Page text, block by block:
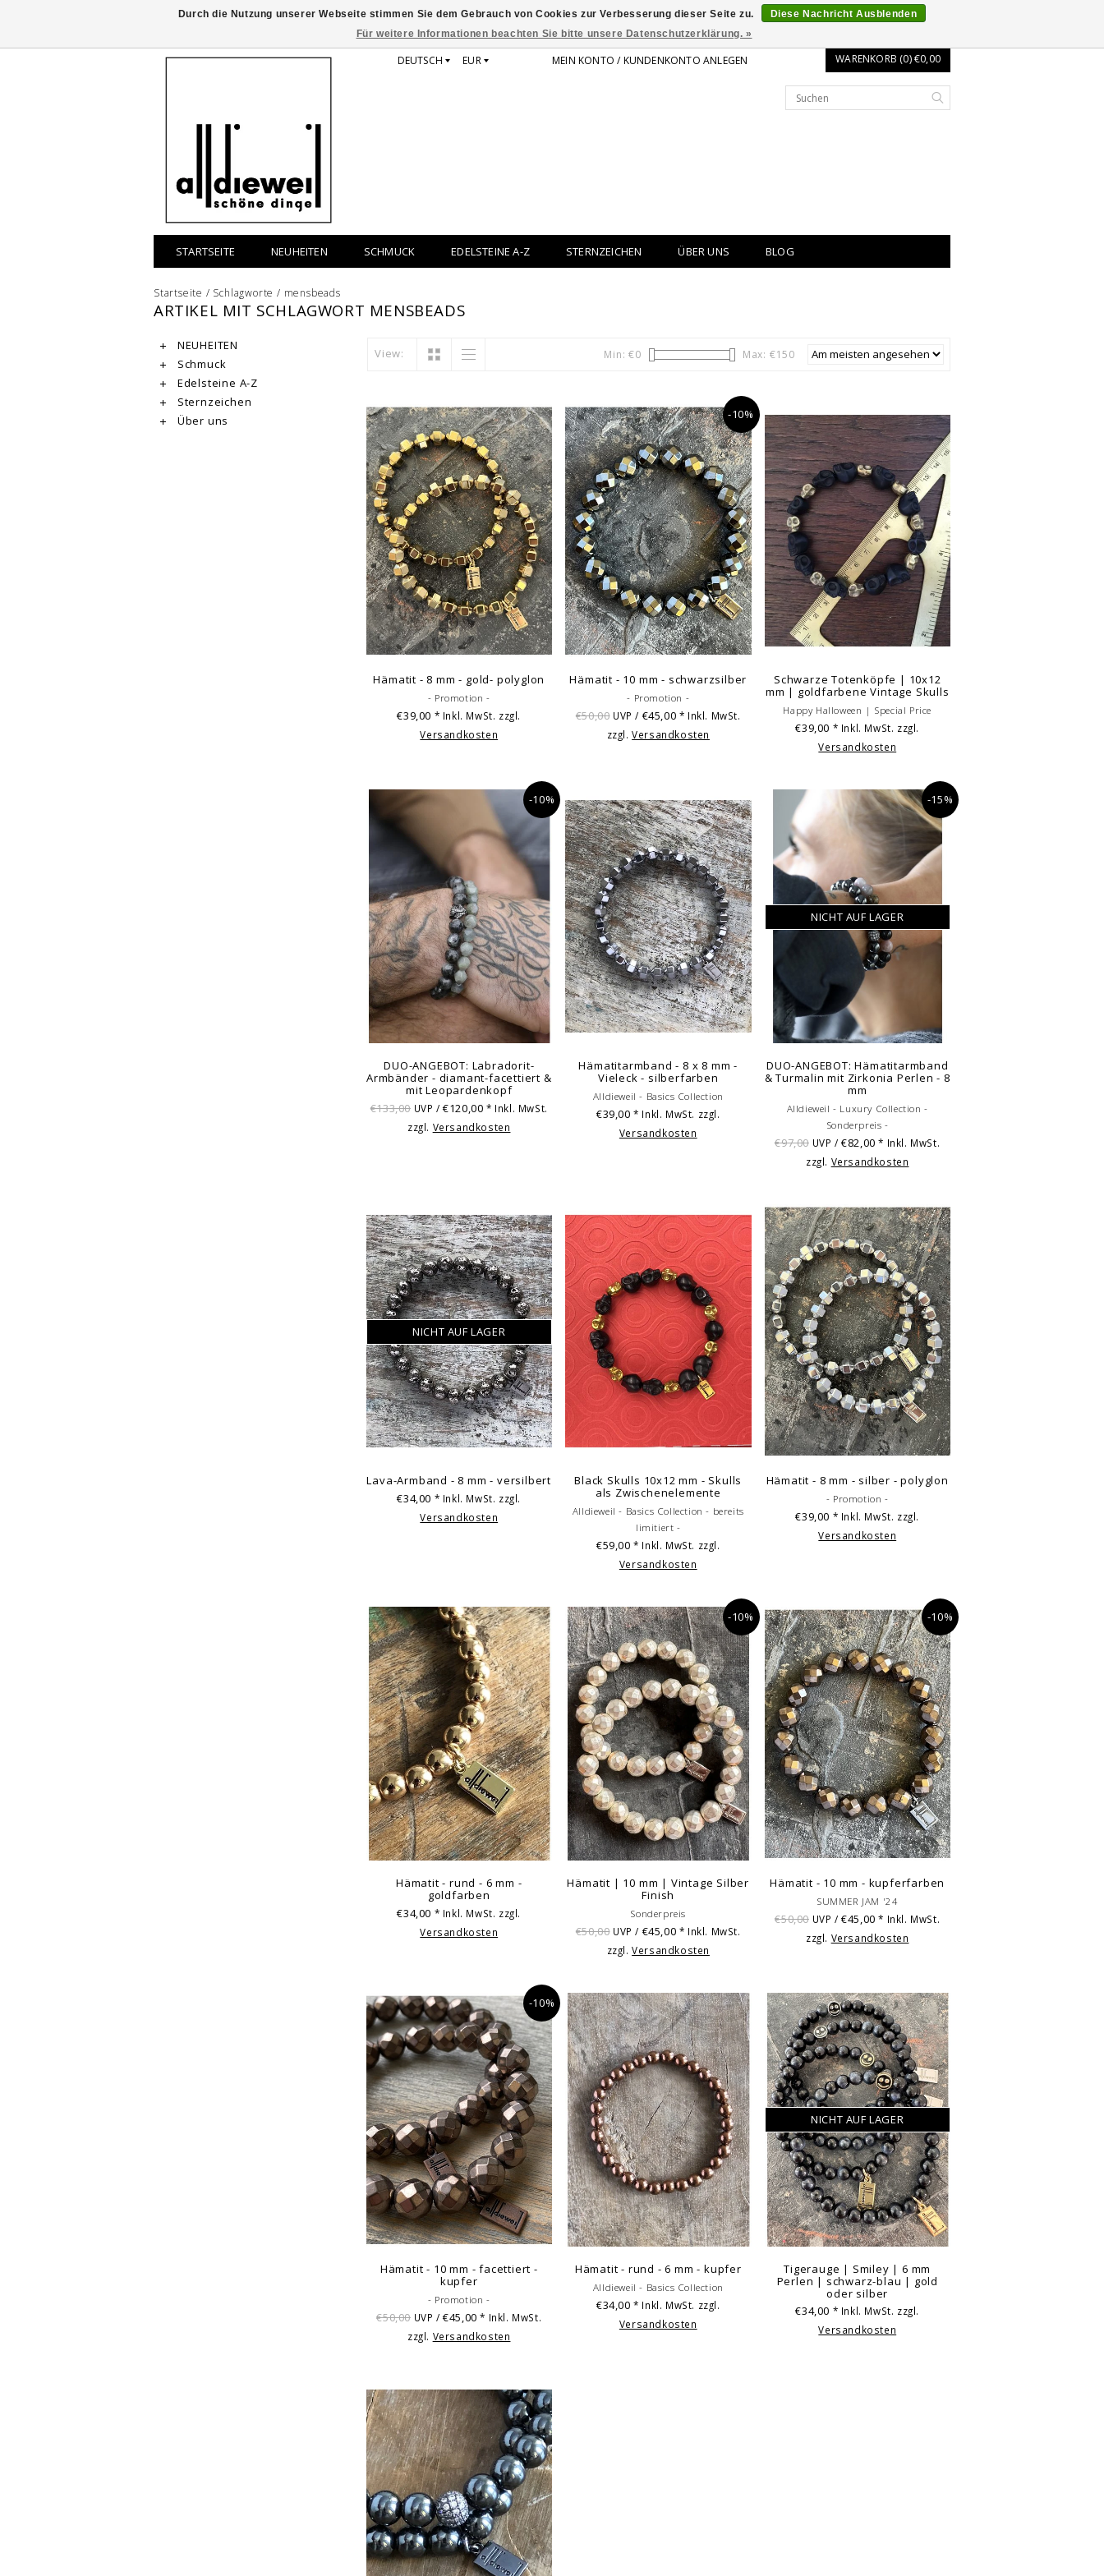
DEUTSCH EUR MEIN KONTO / KUNDENKONTO ANLEGEN WARENKORB (0) €0,00
STARTSEITE NEUHEITEN SCHMUCK EDELSTEINE A-Z STERNZEICHEN ÜBER UNS BLOG
Startseite / Schlagworte / mensbeads
ARTIKEL MIT SCHLAGWORT MENSBEADS
NEUHEITEN
Schmuck
Edelsteine A-Z
Sternzeichen
Über uns
View: Min: €0 Max: €150
Hämatit - 8 mm - gold- polyglon
- Promotion -
€39,00 * Inkl. MwSt. zzgl.
Versandkosten
-10%
Hämatit - 10 mm - schwarzsilber
- Promotion -
€50,00 UVP / €45,00 * Inkl. MwSt.
zzgl.Versandkosten
Schwarze Totenköpfe | 10x12
mm | goldfarbene Vintage Skulls
Happy Halloween | Special Price
€39,00 * Inkl. MwSt. zzgl.
Versandkosten
-10%
DUO-ANGEBOT: Labradorit-
Armbänder - diamant-facettiert &
mit Leopardenkopf
€133,00 UVP / €120,00 * Inkl. MwSt.
zzgl. Versandkosten
Hämatitarmband - 8 x 8 mm -
Vieleck - silberfarben
Alldieweil - Basics Collection
€39,00* Inkl. MwSt. zzgl.
Versandkosten
NICHT AUF LAGER
-15%
DUO-ANGEBOT: Hämatitarmband
& Turmalin mit Zirkonia Perlen - 8
mm
Alldieweil - Luxury Collection -
Sonderpreis -
€97,00 UVP / €82,00* Inkl. MwSt.
zzgl. Versandkosten
NICHT AUF LAGER
Lava-Armband - 8 mm - versilbert
€34,00 * Inkl. MwSt. zzgl.
Versandkosten
Black Skulls 10x12 mm - Skulls
als Zwischenelemente
Alldieweil - Basics Collection - bereits
limitiert -
€59,00* Inkl. MwSt. zzgl.
Versandkosten
Hämatit - 8 mm - silber - polyglon
- Promotion -
€39,00 * Inkl. MwSt. zzgl.
Versandkosten
Hämatit - rund - 6 mm -
goldfarben
€34,00 * Inkl. MwSt. zzgl.
Versandkosten
-10%
Hämatit | 10 mm | Vintage Silber
Finish
Sonderpreis
€50,00 UVP / €45,00 * Inkl. MwSt.
zzgl.Versandkosten
-10%
Hämatit - 10 mm - kupferfarben
SUMMER JAM '24
€50,00 UVP / €45,00* Inkl. MwSt.
zzgl. Versandkosten
-10%
Hämatit - 10 mm - facettiert -
kupfer
- Promotion -
€50,00 UVP / €45,00* Inkl. MwSt.
zzgl. Versandkosten
Hämatit - rund - 6 mm - kupfer
Alldieweil - Basics Collection
€34,00* Inkl. MwSt. zzgl.
Versandkosten
NICHT AUF LAGER
Tigerauge | Smiley | 6 mm
Perlen | schwarz-blau | gold
oder silber
€34,00 * Inkl. MwSt. zzgl.
Versandkosten
Durch die Nutzung unserer Webseite stimmen Sie dem Gebrauch von Cookies zur Verbesserung dieser Seite zu.
Diese Nachricht Ausblenden
Für weitere Informationen beachten Sie bitte unsere Datenschutzerklärung. »